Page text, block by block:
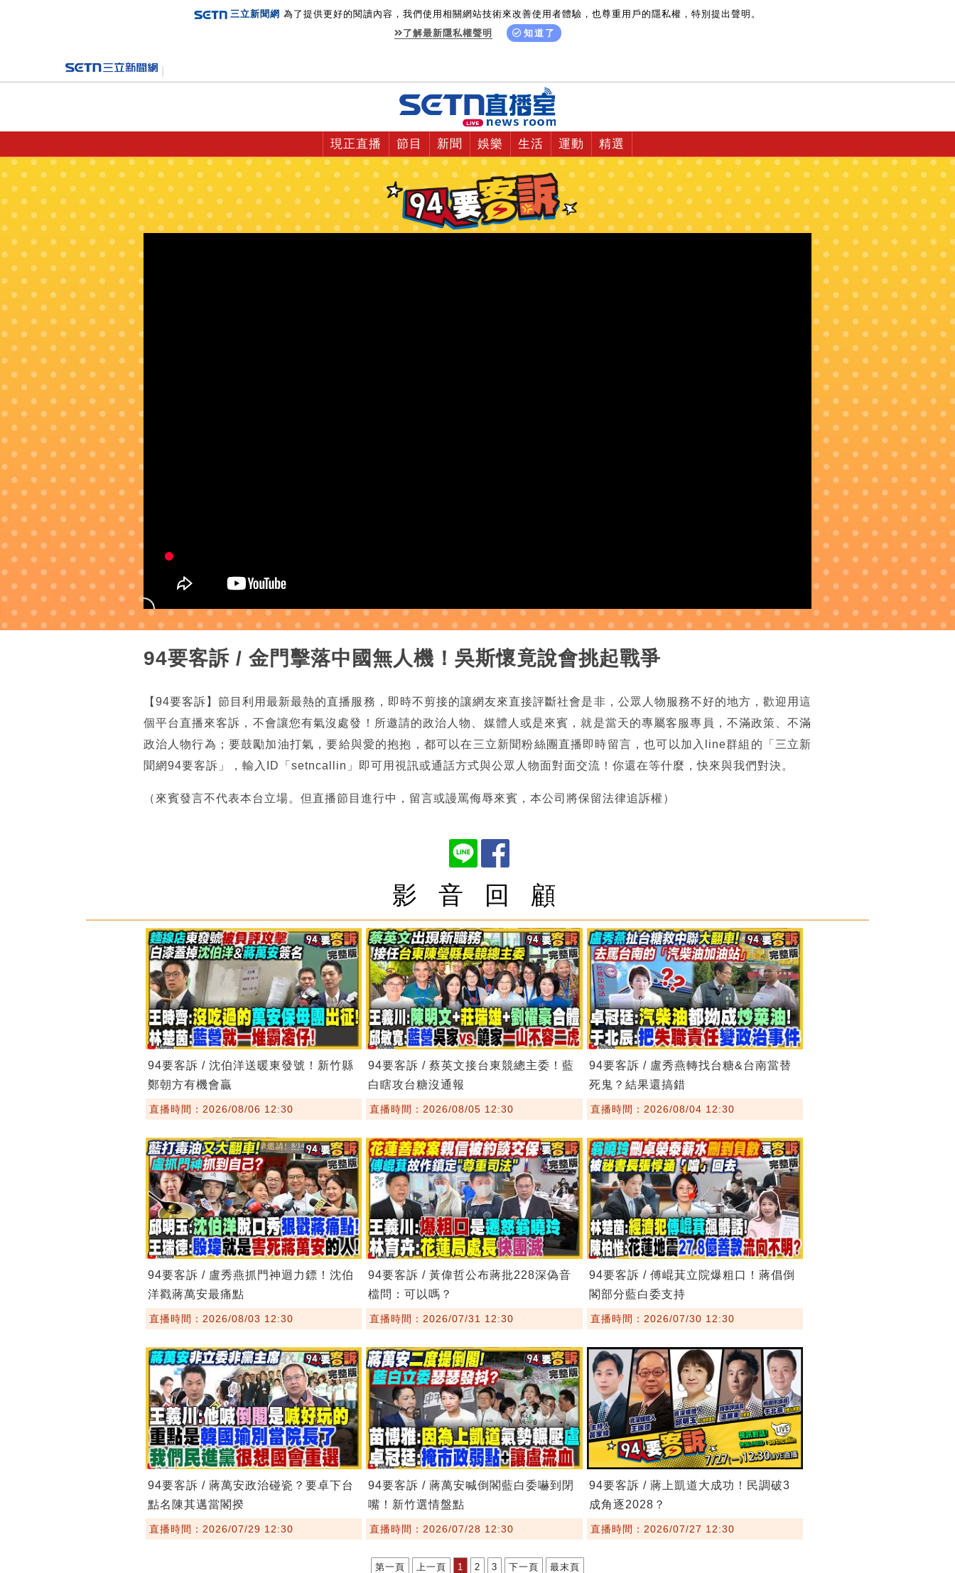
三立新聞網 為了提供更好的閱讀內容，我們使用相關網站技術來改善使用者體驗，也尊重用戶的隱私權，特別提出聲明。
了解最新隱私權聲明
知道了
現正直播 節目 新聞 娛樂 生活 運動 精選
94要客訴 / 金門擊落中國無人機！吳斯懷竟說會挑起戰爭
【94要客訴】節目利用最新最熱的直播服務，即時不剪接的讓網友來直接評斷社會是非，公眾人物服務不好的地方，歡迎用這
個平台直播來客訴，不會讓您有氣沒處發！所邀請的政治人物、媒體人或是來賓，就是當天的專屬客服專員，不滿政策、不滿
政治人物行為；要鼓勵加油打氣，要給與愛的抱抱，都可以在三立新聞粉絲團直播即時留言，也可以加入line群組的「三立新
聞網94要客訴」，輸入ID「setncallin」即可用視訊或通話方式與公眾人物面對面交流！你還在等什麼，快來與我們對決。
（來賓發言不代表本台立場。但直播節目進行中，留言或謾罵侮辱來賓，本公司將保留法律追訴權）
影 音 回 顧
94要客訴 / 沈伯洋送暖東發號！新竹縣
鄭朝方有機會贏
直播時間：2026/08/06 12:30
94要客訴 / 蔡英文接台東競總主委！藍
白瞎攻台糖沒通報
直播時間：2026/08/05 12:30
94要客訴 / 盧秀燕轉找台糖&台南當替
死鬼？結果還搞錯
直播時間：2026/08/04 12:30
94要客訴 / 盧秀燕抓門神迴力鏢！沈伯
洋戳蔣萬安最痛點
直播時間：2026/08/03 12:30
94要客訴 / 黃偉哲公布蔣批228深偽音
檔問：可以嗎？
直播時間：2026/07/31 12:30
94要客訴 / 傅崐萁立院爆粗口！蔣倡倒
閣部分藍白委支持
直播時間：2026/07/30 12:30
94要客訴 / 蔣萬安政治碰瓷？要卓下台
點名陳其邁當閣揆
直播時間：2026/07/29 12:30
94要客訴 / 蔣萬安喊倒閣藍白委嚇到閉
嘴！新竹選情盤點
直播時間：2026/07/28 12:30
94要客訴 / 蔣上凱道大成功！民調破3
成角逐2028？
直播時間：2026/07/27 12:30
第一頁 上一頁 1 2 3 下一頁 最末頁